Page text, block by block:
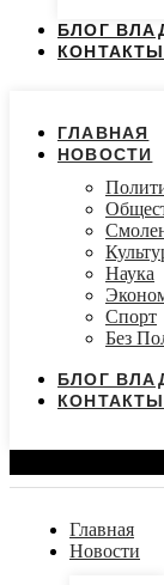
БЛОГ
КОНТАКТЫ
ГЛАВНАЯ
НОВОСТИ
Наука
Спорт
Без
БЛОГ
КОНТАКТЫ
Главная
Новости